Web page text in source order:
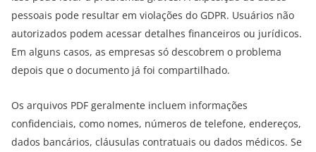
pessoais pode resultar em violações do GDPR. Usuários não
autorizados podem acessar detalhes financeiros ou jurídicos.
Em alguns casos, as empresas só descobrem o problema
depois que o documento já foi compartilhado.
Os arquivos PDF geralmente incluem informações
confidenciais, como nomes, números de telefone, endereços,
dados bancários, cláusulas contratuais ou dados médicos. Se